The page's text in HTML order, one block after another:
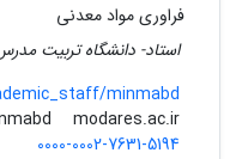
فراوری مواد معدنی
استاد- دانشگاه تربیت
minmabd
minmabd
modares.ac.ir
0000-0002-7631-5194